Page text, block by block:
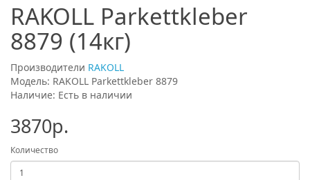
RAKOLL Parkettkleber
8879 (14кг)
Производители RAKOLL
Модель: RAKOLL Parkettkleber 8879
Наличие: Есть в наличии
3870р.
Количество